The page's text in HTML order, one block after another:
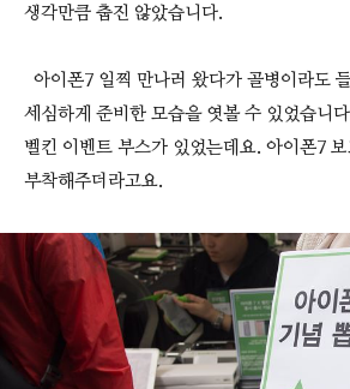
생각만큼 춥진 않았습니다.
아이폰7 일찍 만나러 왔다가 골병이라도
세심하게 준비한 모습을 엿볼 수 있었습니
벨킨 이벤트 부스가 있었는데요. 아이폰7
부착해주더라고요.